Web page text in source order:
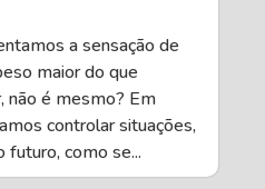
a sensação de
maior do que
não é mesmo? Em
controlar situações,
como se...